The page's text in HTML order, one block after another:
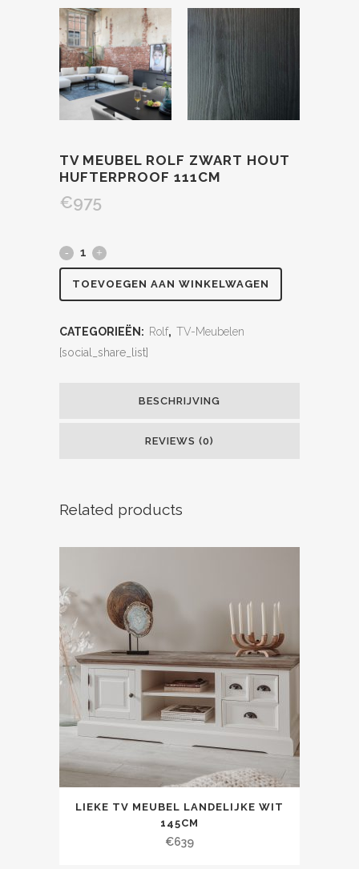
TV MEUBEL ROLF ZWART HOUT
HUFTERPROOF 111CM
€975
TOEVOEGEN AAN WINKELWAGEN
CATEGORIEËN: Rolf, TV-Meubelen
[social_share_list]
BESCHRIJVING
REVIEWS (0)
Related products
LIEKE TV MEUBEL LANDELIJKE WIT
145CM
€639